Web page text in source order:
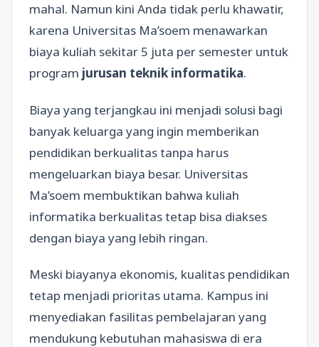
mahal. Namun kini Anda tidak perlu khawatir,
karena Universitas Ma’soem menawarkan
biaya kuliah sekitar 5 juta per semester untuk
program jurusan teknik informatika.
Biaya yang terjangkau ini menjadi solusi bagi
banyak keluarga yang ingin memberikan
pendidikan berkualitas tanpa harus
mengeluarkan biaya besar. Universitas
Ma’soem membuktikan bahwa kuliah
informatika berkualitas tetap bisa diakses
dengan biaya yang lebih ringan.
Meski biayanya ekonomis, kualitas pendidikan
tetap menjadi prioritas utama. Kampus ini
menyediakan fasilitas pembelajaran yang
mendukung kebutuhan mahasiswa di era